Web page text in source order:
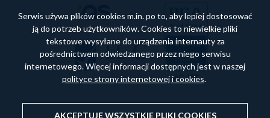
Serwis używa plików cookies m.in. po to, aby lepiej dostosować
ją do potrzeb użytkowników. Cookies to niewielkie pliki
tekstowe wysyłane do urządzenia internauty za
pośrednictwem odwiedzanego przez niego serwisu
internetowego. Więcej informacji dostępnych jest w naszej
polityce strony internetowej i cookies.
AKCEPTUJĘ WSZYSTKIE PLIKI COOKIES